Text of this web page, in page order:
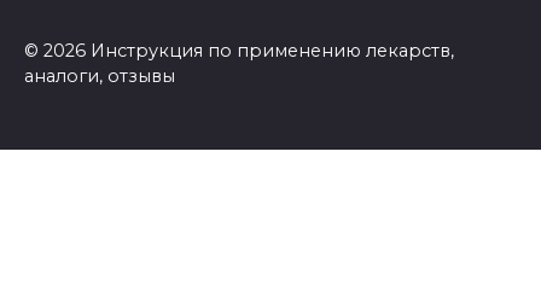
© 2026 Инструкция по применению лекарств,
аналоги, отзывы